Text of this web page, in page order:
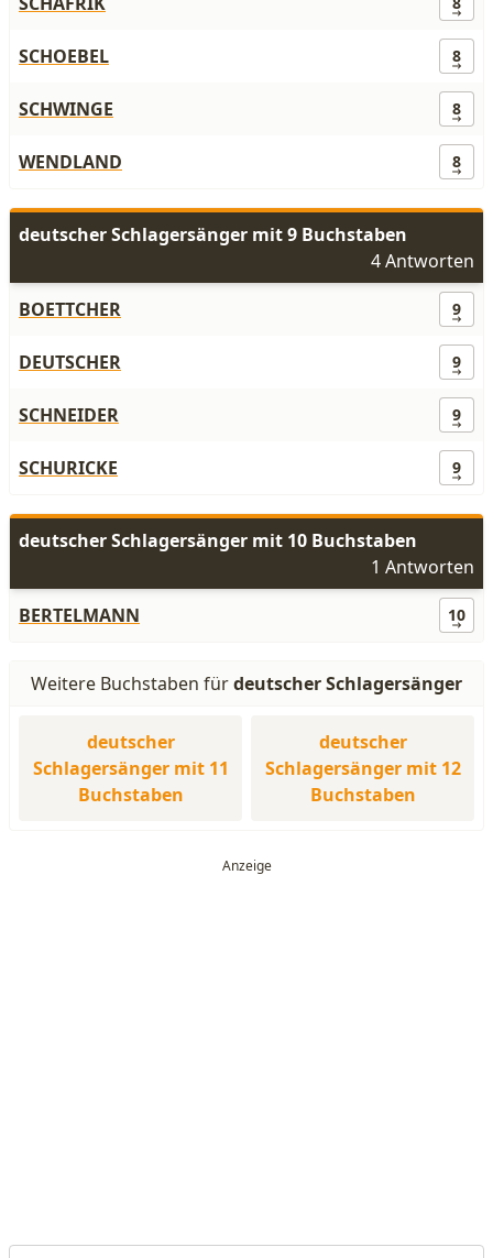
SCHOEBEL 8
SCHWINGE 8
WENDLAND 8
deutscher Schlagersänger mit 9 Buchstaben
4 Antworten
BOETTCHER
9
DEUTSCHER 9
SCHNEIDER 9
SCHURICKE 9
deutscher Schlagersänger mit 10 Buchstaben
1 Antworten
BERTELMANN
10
Weitere Buchstaben fürdeutscher Schlagersänger
deutscher
Schlagersänger mit 11
Buchstaben
deutscher
Schlagersänger mit 12
Buchstaben